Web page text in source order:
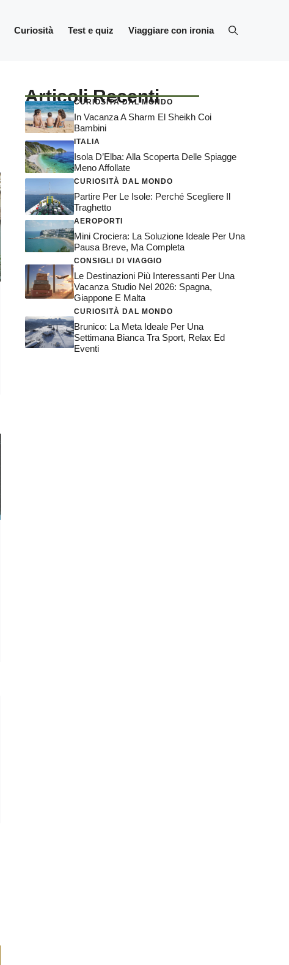
Curiosità Test e quiz Viaggiare con ironia
Articoli Recenti
CURIOSITÀ DAL MONDO
In Vacanza A Sharm El Sheikh Coi
Bambini
ITALIA
Isola D’Elba: Alla Scoperta Delle Spiagge
Meno Affollate
CURIOSITÀ DAL MONDO
Partire Per Le Isole: Perché Scegliere Il
Traghetto
AEROPORTI
Mini Crociera: La Soluzione Ideale Per Una
Pausa Breve, Ma Completa
CONSIGLI DI VIAGGIO
Le Destinazioni Più Interessanti Per Una
Vacanza Studio Nel 2026: Spagna,
Giappone E Malta
CURIOSITÀ DAL MONDO
Brunico: La Meta Ideale Per Una
Settimana Bianca Tra Sport, Relax Ed
Eventi